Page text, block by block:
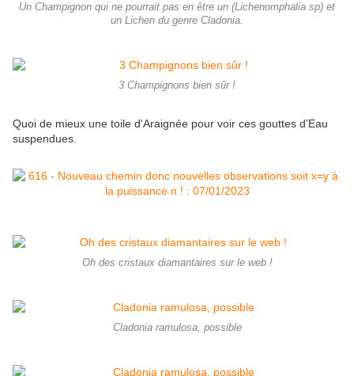
Un Champignon qui ne pourrait pas en être un (Lichenomphalia sp) et
un Lichen du genre Cladonia.
3 Champignons bien sûr !
Quoi de mieux une toile d'Araignée pour voir ces gouttes d'Eau
suspendues.
Oh des cristaux diamantaires sur le web !
Cladonia ramulosa, possible